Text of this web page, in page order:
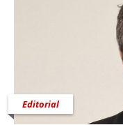
Editorial